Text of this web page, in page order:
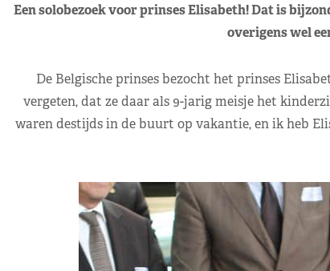
Een solobezoek voor prinses Elisabeth! Dat is
overigens wel
De Belgische prinses bezocht het prinses
vergeten, dat ze daar als 9-jarig meisje het
waren destijds in de buurt op vakantie, en ik heb